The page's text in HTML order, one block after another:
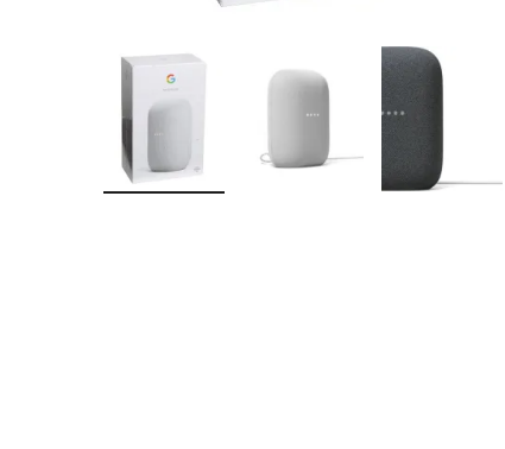
Boitier gamer
Accessoires informatiques
Système de securité
Blog